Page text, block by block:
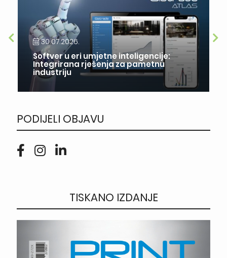
30.07.2026.
Softver u eri umjetne inteligencije:
Integrirana rješenja za pametnu
industriju
PODIJELI OBJAVU
TISKANO IZDANJE